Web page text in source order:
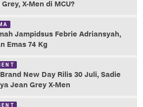
X-Men di MCU?
Jampidsus Febrie Adriansyah,
Emas 74 Kg
New Day Rilis 30 Juli, Sadie
Jean Grey X-Men